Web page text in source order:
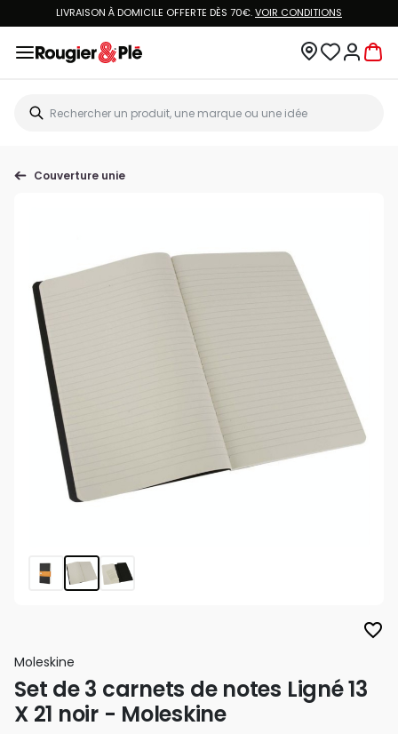
LIVRAISON À DOMICILE OFFERTE DÈS 70€.VOIR CONDITIONS
Couverture unie
favorite_border
Moleskine
Set de 3 carnets de notes Ligné 13
X 21 noir - Moleskine